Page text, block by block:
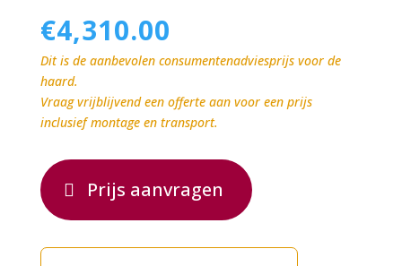
€4,310.00
Dit is de aanbevolen consumentenadviesprijs voor de
haard.
Vraag vrijblijvend een offerte aan voor een prijs
inclusief montage en transport.
Prijs aanvragen